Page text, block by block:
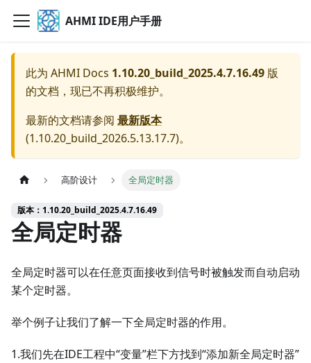
AHMI IDE用户手册
此为 AHMI Docs 1.10.20_build_2025.4.7.16.49 版
的文档，现已不再积极维护。
最新的文档请参阅 最新版本
(1.10.20_build_2026.5.13.17.7)。
高阶设计 全局定时器
版本：1.10.20_build_2025.4.7.16.49
全局定时器
全局定时器可以在任意页面接收到信号时被触发而自动启动
某个定时器。
举个例子让我们了解一下全局定时器的作用。
1.我们先在IDE工程中“变量”栏下方找到“添加新全局定时器”